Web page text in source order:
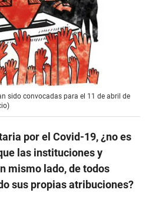
sido convocadas para el 11 de abril de
por el Covid-19, ¿no es
las instituciones y
mismo lado, de todos
sus propias atribuciones?